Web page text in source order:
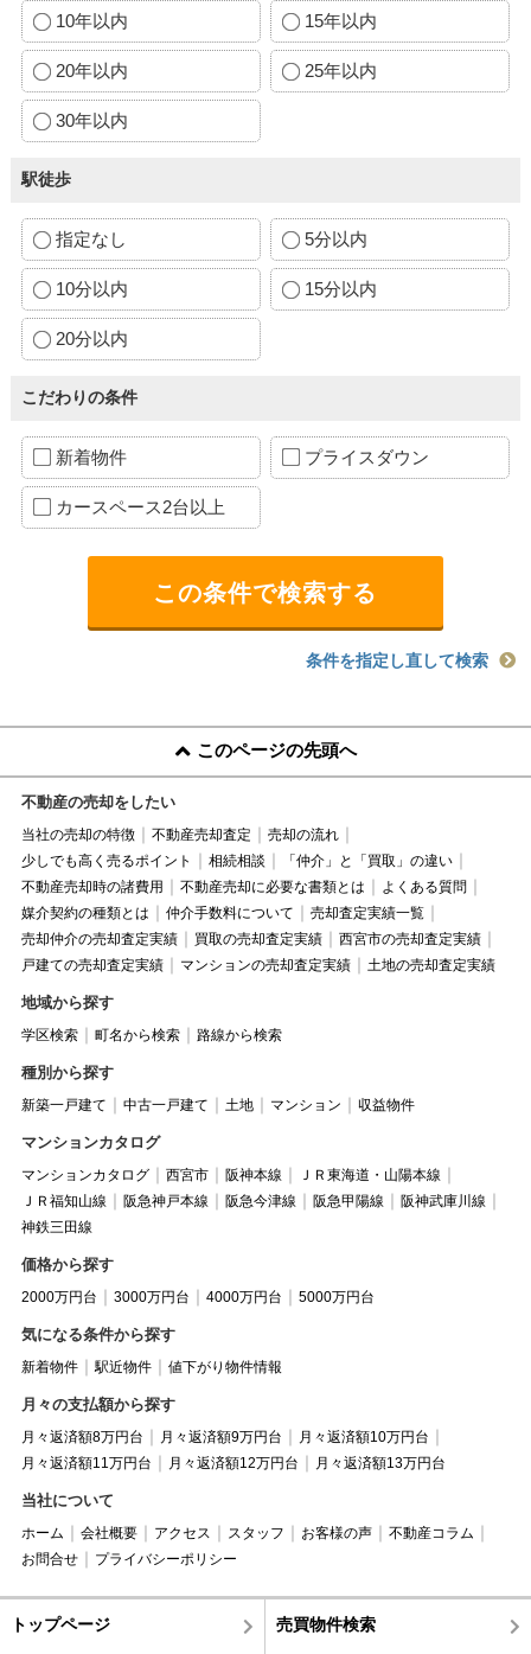
10年以内 15年以内
20年以内 25年以内
30年以内
駅徒歩
指定なし 5分以内
10分以内 15分以内
20分以内
こだわりの条件
新着物件 プライスダウン
カースペース2台以上
条件を指定し直して検索
このページの先頭へ
不動産の売却をしたい
当社の売却の特徴 不動産売却査定
売却の流れ
少しでも高く売るポイント
相続相談
「仲介」と「買取」の違い
不動産売却時の諸費用
不動産売却に必要な書類とは
よくある質問
媒介契約の種類とは
仲介手数料について
売却査定実績一覧
売却仲介の売却査定実績
買取の売却査定実績
西宮市の売却査定実績
戸建ての売却査定実績
マンションの売却査定実績 土地の売却査定実績
地域から探す
学区検索 町名から検索 路線から検索
種別から探す
新築一戸建て 中古一戸建て 土地 マンション 収益物件
マンションカタログ
マンションカタログ 西宮市 阪神本線
ＪＲ東海道・山陽本線
ＪＲ福知山線
阪急神戸本線 阪急今津線 阪急甲陽線
阪神武庫川線
神鉄三田線
価格から探す
2000万円台 3000万円台 4000万円台 5000万円台
気になる条件から探す
新着物件 駅近物件 値下がり物件情報
月々の支払額から探す
月々返済額8万円台 月々返済額9万円台
月々返済額10万円台
月々返済額11万円台
月々返済額12万円台 月々返済額13万円台
当社について
ホーム 会社概要 アクセス スタッフ お客様の声
不動産コラム
お問合せ
プライバシーポリシー
トップページ 売買物件検索